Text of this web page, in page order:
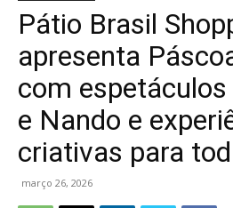
Pátio Brasil
apresenta
com
e Nando e
criativas para
março 26, 2026